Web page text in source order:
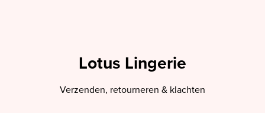
Lotus Lingerie
Verzenden, retourneren & klachten